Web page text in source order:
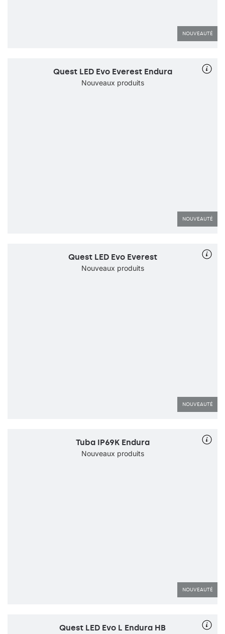
NOUVEAUTÉ
NOUVEAUTÉ
Quest LED Evo Everest Endura
Nouveaux produits
NOUVEAUTÉ
Quest LED Evo Everest
Nouveaux produits
NOUVEAUTÉ
Tuba IP69K Endura
Nouveaux produits
Quest LED Evo L Endura HB